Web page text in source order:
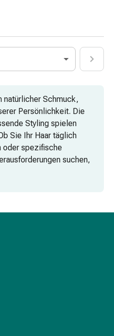
natürlicher Schmuck,
Persönlichkeit. Die
Styling spielen
Sie Ihr Haar täglich
oder spezifische
suchen,
Auswahl an